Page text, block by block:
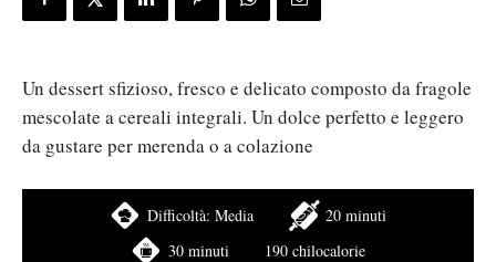
Un dessert sfizioso, fresco e delicato composto da fragole
mescolate a cereali integrali. Un dolce perfetto e leggero
da gustare per merenda o a colazione
Difficoltà: Media
20 minuti
30 minuti
190 chilocalorie